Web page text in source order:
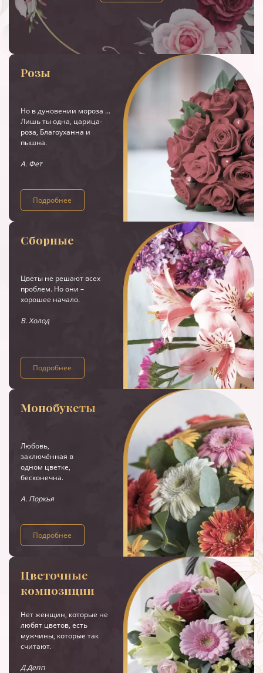
Розы
Но в дуновении мороза ...
Лишь ты одна, царица-
роза, Благоуханна и
пышна.
А. Фет
Подробнее
Сборные
Цветы не решают всех
проблем. Но они –
хорошее начало.
В. Холод
Подробнее
Монобукеты
Любовь,
заключённая в
одном цветке,
бесконечна.
А. Поркья
Подробнее
Цветочные
композиции
Нет женщин, которые не
любят цветов, есть
мужчины, которые так
считают.
Д.Депп